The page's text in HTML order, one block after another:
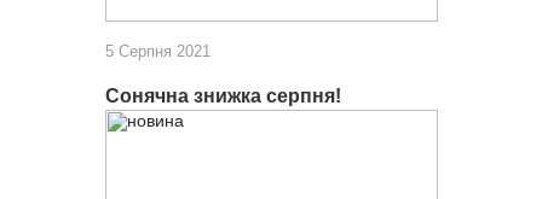
5 Серпня 2021
Сонячна знижка серпня!